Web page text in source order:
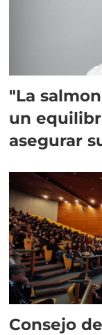
"La
un
asegurar
Consejo